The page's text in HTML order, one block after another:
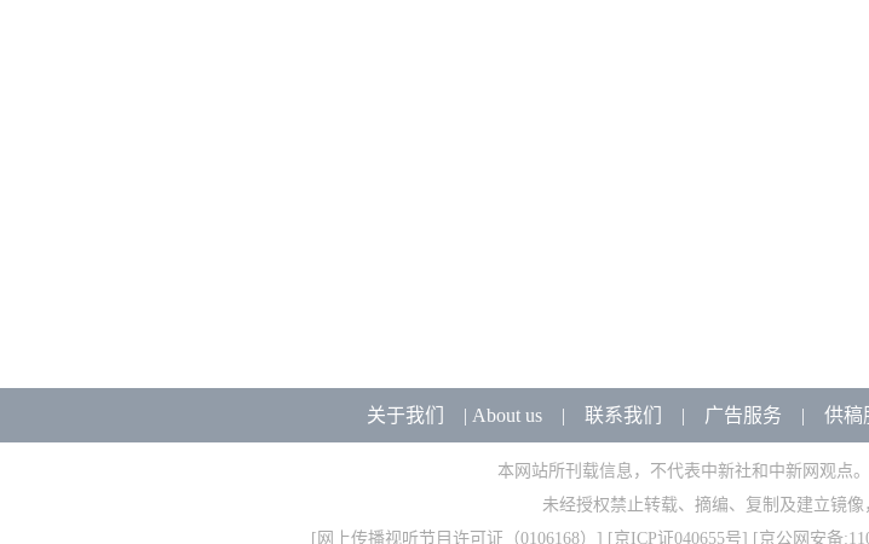
关于我们 | About us| 联系我们 | 广告服务 | 供稿
本网站所刊载信息，不代表中新社和中新网观点
未经授权禁止转载、摘编、复制及建立镜像
[ 网上传播视听节目许可证（0106168） ] [京ICP证040655号] [京公网安备